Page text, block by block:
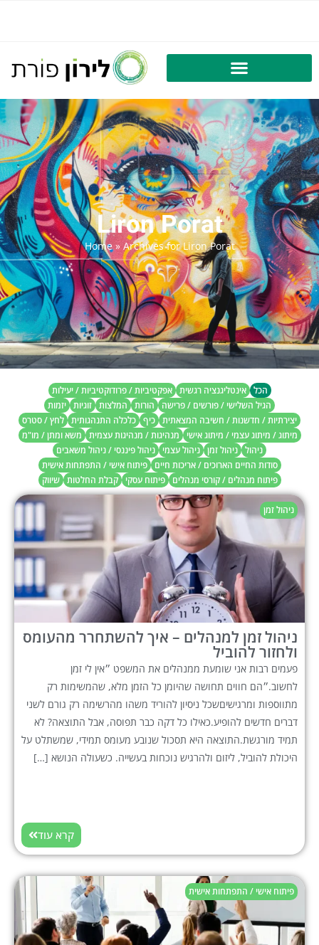
Liron Porat
Home»Archives for Liron Porat
אינטליגנציה רגשית
אפקטיביות / פרודוקטיביות / יעילות
הגיל השלישי / פורשים / פרישה
הורות המלצות זוגיות יזמות
יצירתיות / חדשנות / חשיבה המצאתית כיף כלכלה התנהגותית לחץ / סטרס
מיתוג / מיתוג עצמי / מיתוג אישי
מנהיגות / מנהיגות עצמית
משא ומתן / מו"מ
ניהול ניהול זמן ניהול עצמי
ניהול פיננסי / ניהול משאבים
סודות החיים הארוכים / אריכות חיים
פיתוח אישי / התפתחות אישית
פיתוח מנהלים / קורסי מנהלים
פיתוח עסקי קבלת החלטות שיווק
הכל
ניהול זמן
ניהול זמן למנהלים – איך להשתחרר מהעומס
ולחזור להוביל
פעמים רבות אני שומעת ממנהלים את המשפט ״אין לי זמן
לחשוב.״הם חווים תחושה שהיומן כל הזמן מלא, שהמשימות רק
מתווספות ומרגישיםשכל ניסיון להוריד משהו מהרשימה רק גורם לשני
דברים חדשים להופיע.כאילו כל דקה כבר תפוסה, אבל התוצאה? לא
תמיד מורגשת.התוצאה היא תסכול שנובע מעומס תמידי, שמשתלט על
היכולת להוביל, ליזום ולהרגיש נוכחות בעשייה. כשעולה הנושא […]
קרא עוד
פיתוח אישי / התפתחות אישית